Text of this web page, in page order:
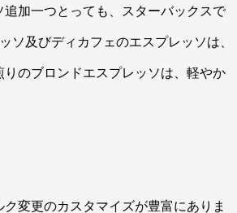
加一つとっても、スターバックスで
ソ及びディカフェのエスプレッソは、
のブロンドエスプレッソは、軽やか
変更のカスタマイズが豊富にありま